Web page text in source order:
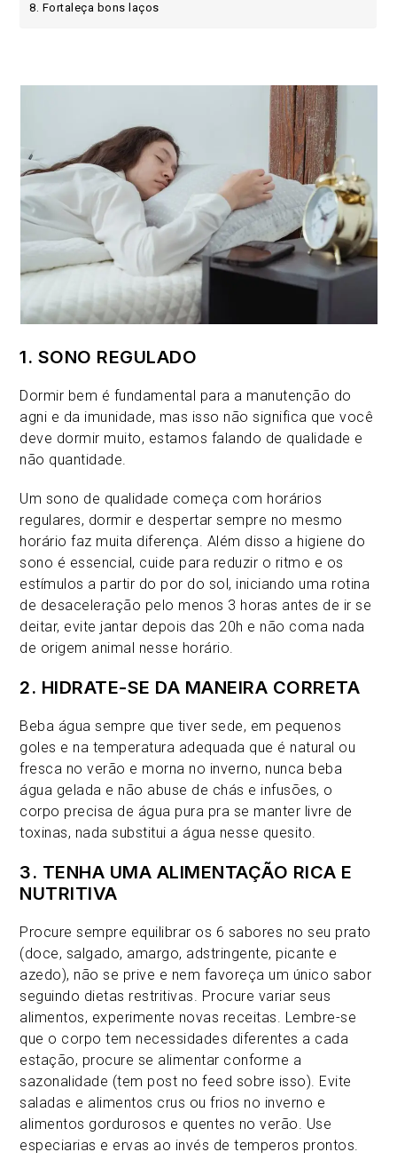
8. Fortaleça bons laços
1. SONO REGULADO
Dormir bem é fundamental para a manutenção do
agni e da imunidade, mas isso não significa que você
deve dormir muito, estamos falando de qualidade e
não quantidade.
Um sono de qualidade começa com horários
regulares, dormir e despertar sempre no mesmo
horário faz muita diferença. Além disso a higiene do
sono é essencial, cuide para reduzir o ritmo e os
estímulos a partir do por do sol, iniciando uma rotina
de desaceleração pelo menos 3 horas antes de ir se
deitar, evite jantar depois das 20h e não coma nada
de origem animal nesse horário.
2. HIDRATE-SE DA MANEIRA CORRETA
Beba água sempre que tiver sede, em pequenos
goles e na temperatura adequada que é natural ou
fresca no verão e morna no inverno, nunca beba
água gelada e não abuse de chás e infusões, o
corpo precisa de água pura pra se manter livre de
toxinas, nada substitui a água nesse quesito.
3. TENHA UMA ALIMENTAÇÃO RICA E
NUTRITIVA
Procure sempre equilibrar os 6 sabores no seu prato
(doce, salgado, amargo, adstringente, picante e
azedo), não se prive e nem favoreça um único sabor
seguindo dietas restritivas. Procure variar seus
alimentos, experimente novas receitas. Lembre-se
que o corpo tem necessidades diferentes a cada
estação, procure se alimentar conforme a
sazonalidade (tem post no feed sobre isso). Evite
saladas e alimentos crus ou frios no inverno e
alimentos gordurosos e quentes no verão. Use
especiarias e ervas ao invés de temperos prontos.